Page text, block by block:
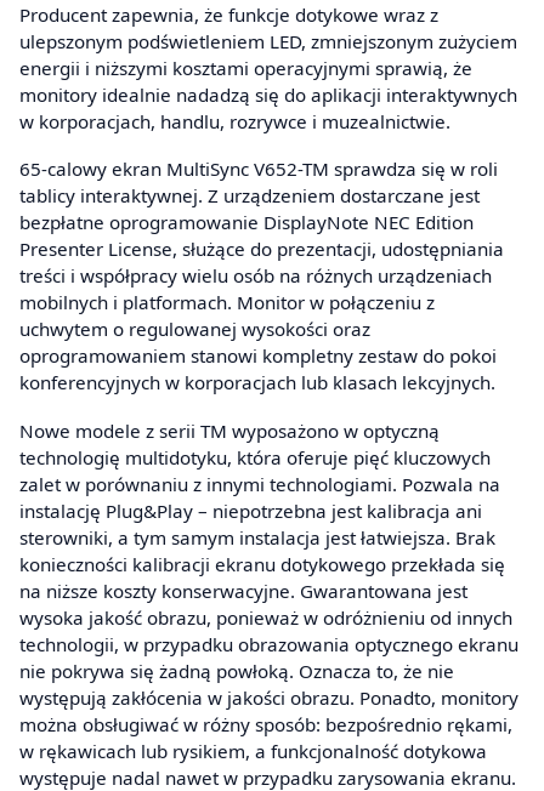
Producent zapewnia, że funkcje dotykowe wraz z
ulepszonym podświetleniem LED, zmniejszonym zużyciem
energii i niższymi kosztami operacyjnymi sprawią, że
monitory idealnie nadadzą się do aplikacji interaktywnych
w korporacjach, handlu, rozrywce i muzealnictwie.
65-calowy ekran MultiSync V652-TM sprawdza się w roli
tablicy interaktywnej. Z urządzeniem dostarczane jest
bezpłatne oprogramowanie DisplayNote NEC Edition
Presenter License, służące do prezentacji, udostępniania
treści i współpracy wielu osób na różnych urządzeniach
mobilnych i platformach. Monitor w połączeniu z
uchwytem o regulowanej wysokości oraz
oprogramowaniem stanowi kompletny zestaw do pokoi
konferencyjnych w korporacjach lub klasach lekcyjnych.
Nowe modele z serii TM wyposażono w optyczną
technologię multidotyku, która oferuje pięć kluczowych
zalet w porównaniu z innymi technologiami. Pozwala na
instalację Plug&Play – niepotrzebna jest kalibracja ani
sterowniki, a tym samym instalacja jest łatwiejsza. Brak
konieczności kalibracji ekranu dotykowego przekłada się
na niższe koszty konserwacyjne. Gwarantowana jest
wysoka jakość obrazu, ponieważ w odróżnieniu od innych
technologii, w przypadku obrazowania optycznego ekranu
nie pokrywa się żadną powłoką. Oznacza to, że nie
występują zakłócenia w jakości obrazu. Ponadto, monitory
można obsługiwać w różny sposób: bezpośrednio rękami,
w rękawicach lub rysikiem, a funkcjonalność dotykowa
występuje nadal nawet w przypadku zarysowania ekranu.